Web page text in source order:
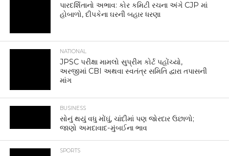
પારદર્શિતાનો અભાવ: કોર કમિટી રચના અંગે CJP માં
હોબાળો, દીપકેના ઘરની બહાર ધરણા
NATIONAL
JPSC પરીક્ષા મામલો સુપ્રીમ કોર્ટ પહોંચ્યો,
અરજીમાં CBI અથવા સ્વતંત્ર સમિતિ દ્વારા તપાસની
માંગ
BUSINESS
સોનું થયું વધુ મોંઘું, ચાંદીમાં પણ જોરદાર ઉછાળો;
જાણો અમદાવાદ-મુંબઈના ભાવ
SPORTS